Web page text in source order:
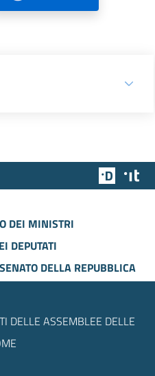
Team
DEI MINISTRI
DEPUTATI
SENATO DELLA REPUBBLICA
DELLE ASSEMBLEE DELLE